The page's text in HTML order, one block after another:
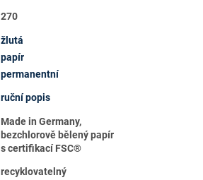
270
žlutá
papír
permanentní
ruční popis
Made in Germany,
bezchlorově bělený papír
s certifikací FSC®
recyklovatelný